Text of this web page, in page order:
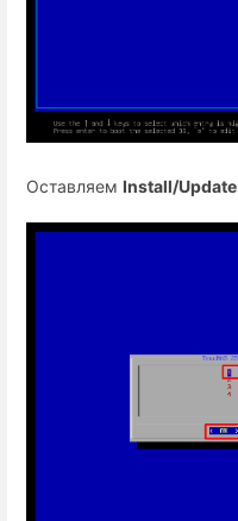
Оставляем Install/Update